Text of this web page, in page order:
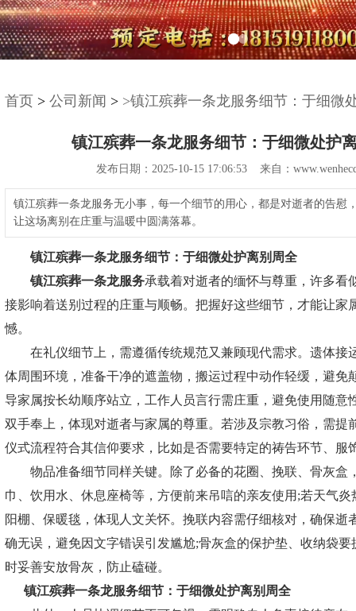
首页 > 公司新闻 > >镇江殡葬一条龙服务细节：于细微
镇江殡葬一条龙服务细节：于细微处护
发布日期：2025-10-15 17:06:53 来自：
镇江殡葬一条龙服务无小事，每一个细节的用心，都是对逝者的告慰
让这场离别在庄重与温暖中圆满落幕。
镇江殡葬一条龙服务细节：于细微处护离别周全
镇江殡葬一条龙服务承载着对逝者的缅怀与尊重，许多看
接影响着送别过程的庄重与顺畅。把握好这些细节，才能让家
憾。
在礼仪细节上，需遵循传统规范又兼顾现代需求。遗体接
体周围环境，准备干净的遮盖物，搬运过程中动作轻缓，避免
导家属按长幼顺序站立，工作人员言行需庄重，避免使用随意
双手奉上，体现对逝者与家属的尊重。若涉及宗教习俗，需提
仪式流程符合其信仰要求，比如是否需要特定的祷告环节、服
物品准备细节同样关键。除了必备的花圈、挽联、骨灰盒
巾、饮用水、休息座椅等，方便前来吊唁的亲友使用;若天气
阳棚、保暖毯，体现人文关怀。挽联内容需仔细核对，确保逝
确无误，避免因文字错误引发尴尬;骨灰盒的保护垫、收纳袋
时妥善安放骨灰，防止磕碰。
镇江殡葬一条龙服务细节：于细微处护离别周全